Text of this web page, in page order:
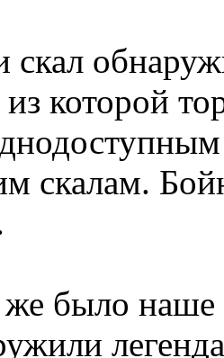
скал
которой
скалам.
было наше